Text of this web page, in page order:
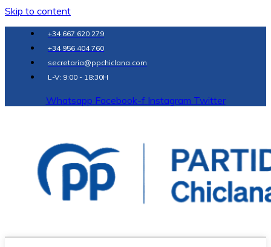
Skip to content
+34 667 620 279
+34 956 404 760
secretaria@ppchiclana.com
L-V: 9:00 - 18:30H
Whatsapp Facebook-f Instagram Twitter